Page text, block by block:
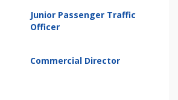
Junior Passenger Traffic
Officer
Commercial Director